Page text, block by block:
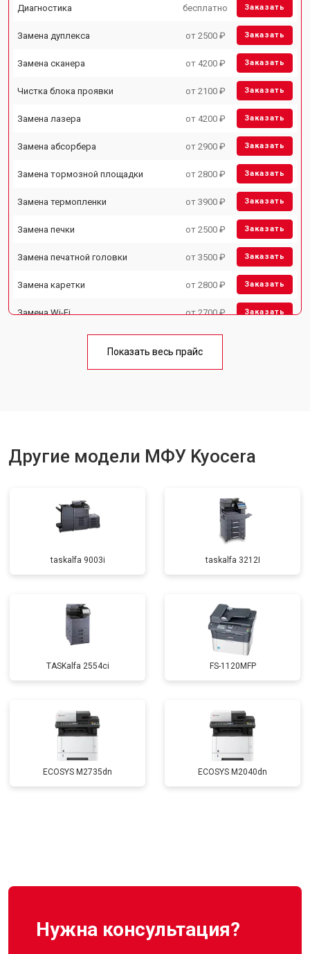
Диагностика бесплатно Заказать
Замена дуплекса от 2500 ₽ Заказать
Замена сканера от 4200 ₽ Заказать
Чистка блока проявки от 2100 ₽ Заказать
Замена лазера от 4200 ₽ Заказать
Замена абсорбера от 2900 ₽ Заказать
Замена тормозной площадки от 2800 ₽ Заказать
Замена термопленки от 3900 ₽ Заказать
Замена печки от 2500 ₽ Заказать
Замена печатной головки от 3500 ₽ Заказать
Замена каретки от 2800 ₽ Заказать
Замена Wi-Fi от 2700 ₽ Заказать
от 3500 ₽
Показать весь прайс
Другие модели МФУ Kyocera
taskalfa 9003i taskalfa 3212I
TASKalfa 2554ci FS-1120MFP
ECOSYS M2735dn ECOSYS M2040dn
Нужна консультация?